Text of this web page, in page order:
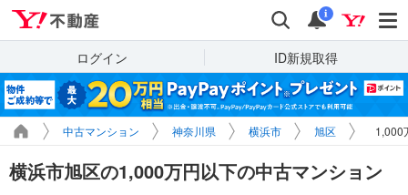
検索 通知
i
ログイン ID新規取得
中古マンション 神奈川県 横浜市 旭区 1,000
横浜市旭区の1,000万円以下の中古マンション